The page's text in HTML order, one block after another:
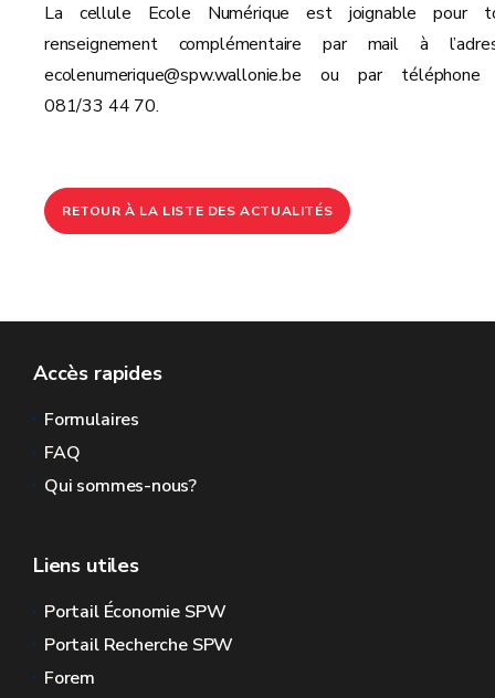
La cellule Ecole Numérique est joignable pour
renseignement complémentaire par mail à
ecolenumerique@spw.wallonie.be ou par téléphone
081/33 44 70.
RETOUR À LA LISTE DES ACTUALITÉS
Accès rapides
Formulaires
FAQ
Qui sommes-nous?
Liens utiles
Portail Économie SPW
Portail Recherche SPW
Forem